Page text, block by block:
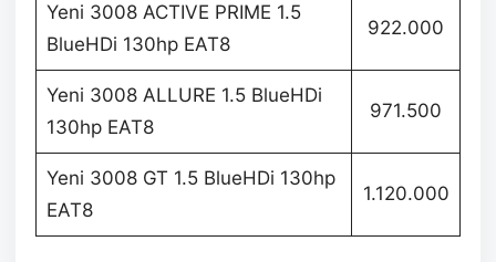
Yeni 3008 ACTIVE PRIME 1.5
BlueHDi 130hp EAT8
922.000
Yeni 3008 ALLURE 1.5 BlueHDi
130hp EAT8
971.500
Yeni 3008 GT 1.5 BlueHDi 130hp
EAT8
1.120.000